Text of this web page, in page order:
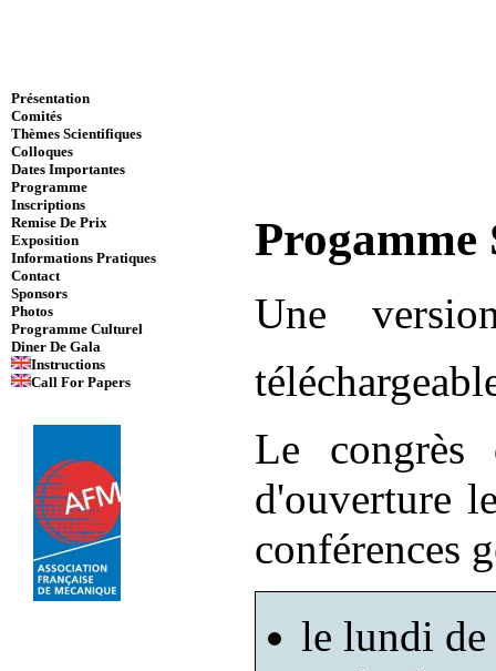
Présentation
Comités
Thèmes Scientifiques
Colloques
Dates Importantes
Programme
Inscriptions
Remise De Prix
Exposition
Informations Pratiques
Contact
Sponsors
Photos
Programme Culturel
Diner De Gala
Instructions
Call For Papers
Progamme
Une
Le congrès
d'ouverture
conférences
le lundi